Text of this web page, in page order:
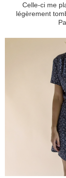
Celle-ci me
légèrement